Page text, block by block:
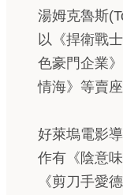
湯姆克魯斯
以《捍衛戰
色豪門企業
情海》等賣座
好萊塢電影
作有《陰意
《剪刀手愛